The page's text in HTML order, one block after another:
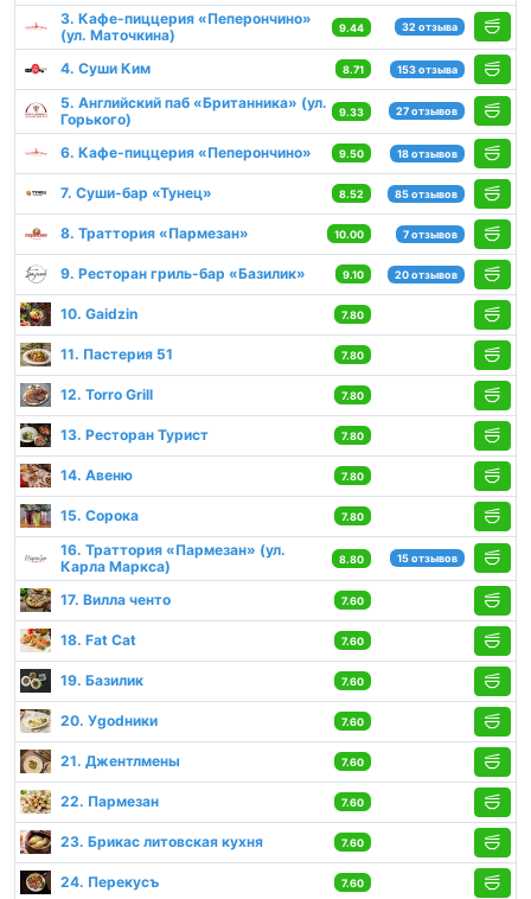
3. Кафе-пиццерия «Пеперончино»
(ул. Маточкина)
9.44 32 отзыва
4. Суши Ким 8.71 153 отзыва
5. Английский паб «Британника» (ул.
Горького)
9.33 27 отзывов
6. Кафе-пиццерия «Пеперончино» 9.50 18 отзывов
7. Суши-бар «Тунец» 8.52 85 отзывов
8. Траттория «Пармезан» 10.00 7 отзывов
9. Ресторан гриль-бар «Базилик» 9.10 20 отзывов
10. Gaidzin 7.80
11. Пастерия 51 7.80
12. Torro Grill 7.80
13. Ресторан Турист 7.80
14. Авеню 7.80
15. Сорока 7.80
16. Траттория «Пармезан» (ул.
Карла Маркса)
8.80 15 отзывов
17. Вилла ченто 7.60
18. Fat Cat 7.60
19. Базилик 7.60
20. Уgodники 7.60
21. Джентлмены 7.60
22. Пармезан 7.60
23. Брикас литовская кухня 7.60
24. Перекусъ 7.60